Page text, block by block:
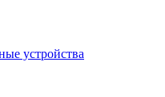
устройства